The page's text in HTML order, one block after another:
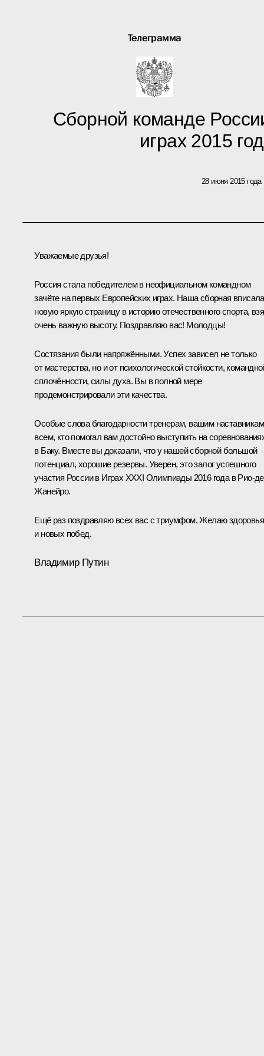
Телеграмма
Сборной команде
играх 2015
28 июня 2015 года
Уважаемые друзья!
Россия стала победителем в неофициальном командном
зачёте на первых Европейских играх. Наша сборная вписала
новую яркую страницу в историю отечественного спорта,
очень важную высоту. Поздравляю вас! Молодцы!
Состязания были напряжёнными. Успех зависел не только
от мастерства, но и от психологической стойкости,
сплочённости, силы духа. Вы в полной мере
продемонстрировали эти качества.
Особые слова благодарности тренерам, вашим
всем, кто помогал вам достойно выступить на
в Баку. Вместе вы доказали, что у нашей сборной большой
потенциал, хорошие резервы. Уверен, это залог успешного
участия России в Играх XXXI Олимпиады 2016 года в
Жанейро.
Ещё раз поздравляю всех вас с триумфом. Желаю здоровья
и новых побед.
Владимир Путин